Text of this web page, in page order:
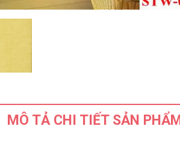
MÔ TẢ CHI TIẾT SẢN PHẨM